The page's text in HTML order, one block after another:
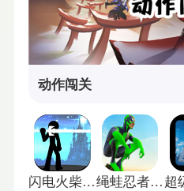
动作闯关
闪电火柴人中文版 绳蛙忍者英雄